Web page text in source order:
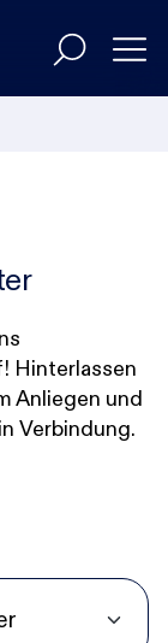
Hinterlassen
Anliegen und
Verbindung.